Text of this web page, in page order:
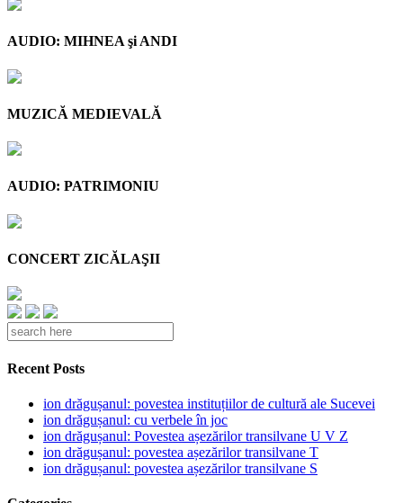
AUDIO: MIHNEA şi ANDI
MUZICĂ MEDIEVALĂ
AUDIO: PATRIMONIU
CONCERT ZICĂLAŞII
Recent Posts
ion drăgușanul: povestea instituțiilor de cultură ale Sucevei
ion drăgușanul: cu verbele în joc
ion drăgușanul: Povestea așezărilor transilvane U V Z
ion drăgușanul: povestea așezărilor transilvane T
ion drăgușanul: povestea așezărilor transilvane S